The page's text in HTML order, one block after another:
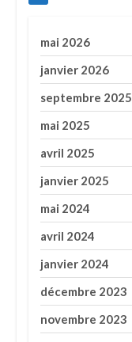
mai 2026
janvier 2026
septembre 2025
mai 2025
avril 2025
janvier 2025
mai 2024
avril 2024
janvier 2024
décembre 2023
novembre 2023